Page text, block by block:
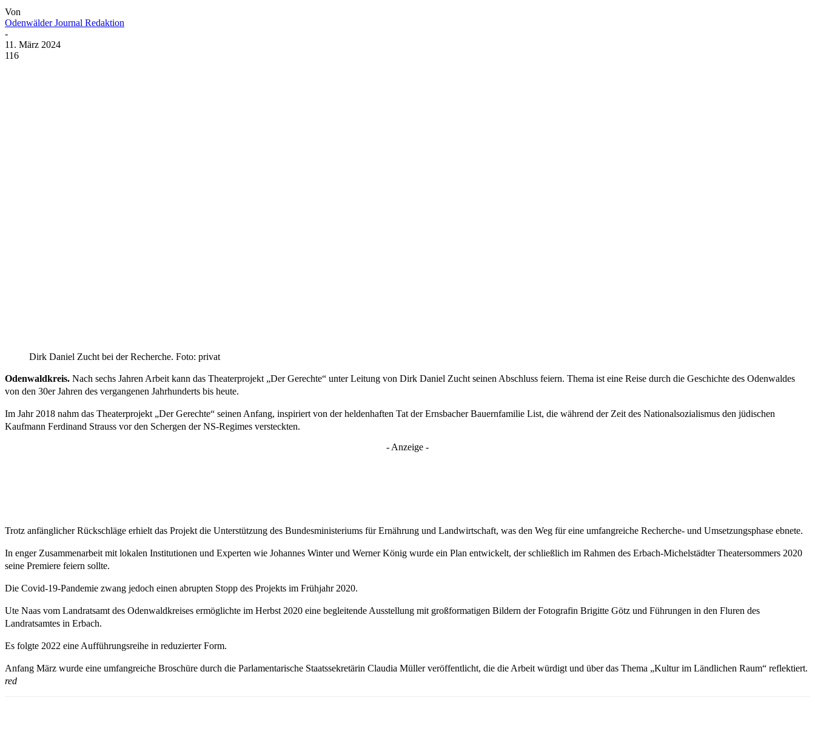
Von
Odenwälder Journal Redaktion
-
11. März 2024
116
Dirk Daniel Zucht bei der Recherche. Foto: privat
Odenwaldkreis. Nach sechs Jahren Arbeit kann das Theaterprojekt „Der Gerechte“ unter Leitung von Dirk Daniel Zucht seinen Abschluss feiern. Thema ist eine Reise durch die Geschichte des Odenwaldes
von den 30er Jahren des vergangenen Jahrhunderts bis heute.
Im Jahr 2018 nahm das Theaterprojekt „Der Gerechte“ seinen Anfang, inspiriert von der heldenhaften Tat der Ernsbacher Bauernfamilie List, die während der Zeit des Nationalsozialismus den jüdischen
Kaufmann Ferdinand Strauss vor den Schergen der NS-Regimes versteckten.
- Anzeige -
Trotz anfänglicher Rückschläge erhielt das Projekt die Unterstützung des Bundesministeriums für Ernährung und Landwirtschaft, was den Weg für eine umfangreiche Recherche- und Umsetzungsphase ebnete.
In enger Zusammenarbeit mit lokalen Institutionen und Experten wie Johannes Winter und Werner König wurde ein Plan entwickelt, der schließlich im Rahmen des Erbach-Michelstädter Theatersommers 2020
seine Premiere feiern sollte.
Die Covid-19-Pandemie zwang jedoch einen abrupten Stopp des Projekts im Frühjahr 2020.
Ute Naas vom Landratsamt des Odenwaldkreises ermöglichte im Herbst 2020 eine begleitende Ausstellung mit großformatigen Bildern der Fotografin Brigitte Götz und Führungen in den Fluren des
Landratsamtes in Erbach.
Es folgte 2022 eine Aufführungsreihe in reduzierter Form.
Anfang März wurde eine umfangreiche Broschüre durch die Parlamentarische Staatssekretärin Claudia Müller veröffentlicht, die die Arbeit würdigt und über das Thema „Kultur im Ländlichen Raum“ reflektiert.
red